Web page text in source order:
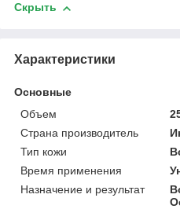
Скрыть
Характеристики
Основные
Объем
Страна производитель
Тип кожи
Время применения
Назначение и результат